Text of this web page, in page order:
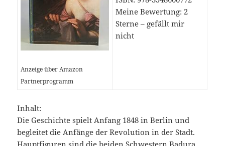
Anzeige über Amazon
Partnerprogramm
Meine Bewertung: 2
Sterne – gefällt mir
nicht
Inhalt:
Die Geschichte spielt Anfang 1848 in Berlin und
begleitet die Anfänge der Revolution in der Stadt.